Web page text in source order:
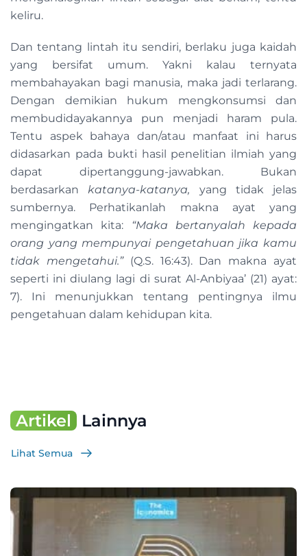
keliru.
Dan tentang lintah itu sendiri, berlaku juga kaidah
yang bersifat umum. Yakni kalau ternyata
membahayakan bagi manusia, maka jadi terlarang.
Dengan demikian hukum mengkonsumsi dan
membudidayakannya pun menjadi haram pula.
Tentu aspek bahaya dan/atau manfaat ini harus
didasarkan pada bukti hasil penelitian ilmiah yang
dapat dipertanggung-jawabkan. Bukan
berdasarkankatanya-katanya, yang tidak jelas
sumbernya. Perhatikanlah makna ayat yang
mengingatkan kita: “Maka bertanyalah kepada
orang yang mempunyai pengetahuan jika kamu
tidak mengetahui.” (Q.S. 16:43). Dan makna ayat
seperti ini diulang lagi di surat Al-Anbiyaa’ (21) ayat:
7). Ini menunjukkan tentang pentingnya ilmu
pengetahuan dalam kehidupan kita.
Artikel Lainnya
Lihat Semua